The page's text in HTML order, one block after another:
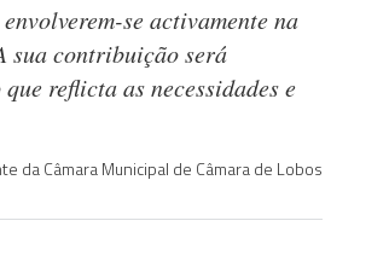
se activamente na
sua contribuição será
reflicta as necessidades e
da Câmara Municipal de Câmara de Lobos